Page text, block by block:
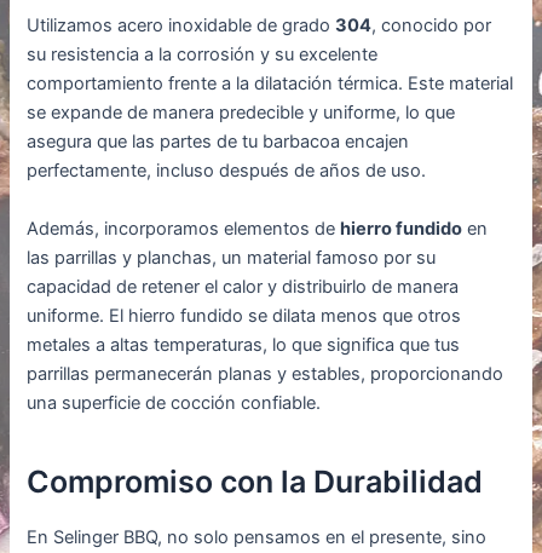
Utilizamos acero inoxidable de grado304, conocido por
su resistencia a la corrosión y su excelente
comportamiento frente a la dilatación térmica. Este material
se expande de manera predecible y uniforme, lo que
asegura que las partes de tu barbacoa encajen
perfectamente, incluso después de años de uso.
Además, incorporamos elementos dehierro fundido en
las parrillas y planchas, un material famoso por su
capacidad de retener el calor y distribuirlo de manera
uniforme. El hierro fundido se dilata menos que otros
metales a altas temperaturas, lo que significa que tus
parrillas permanecerán planas y estables, proporcionando
una superficie de cocción confiable.
Compromiso con la Durabilidad
En Selinger BBQ, no solo pensamos en el presente, sino